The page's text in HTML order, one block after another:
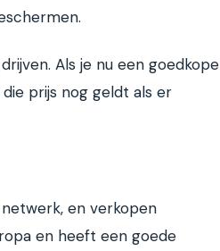
Als je nu een goedkope
prijs nog geldt als er
en verkopen
en heeft een goede